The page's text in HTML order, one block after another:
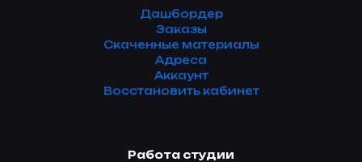
Дашбордер
Заказы
Скаченные материалы
Адреса
Аккаунт
Восстановить кабинет
Работа студии